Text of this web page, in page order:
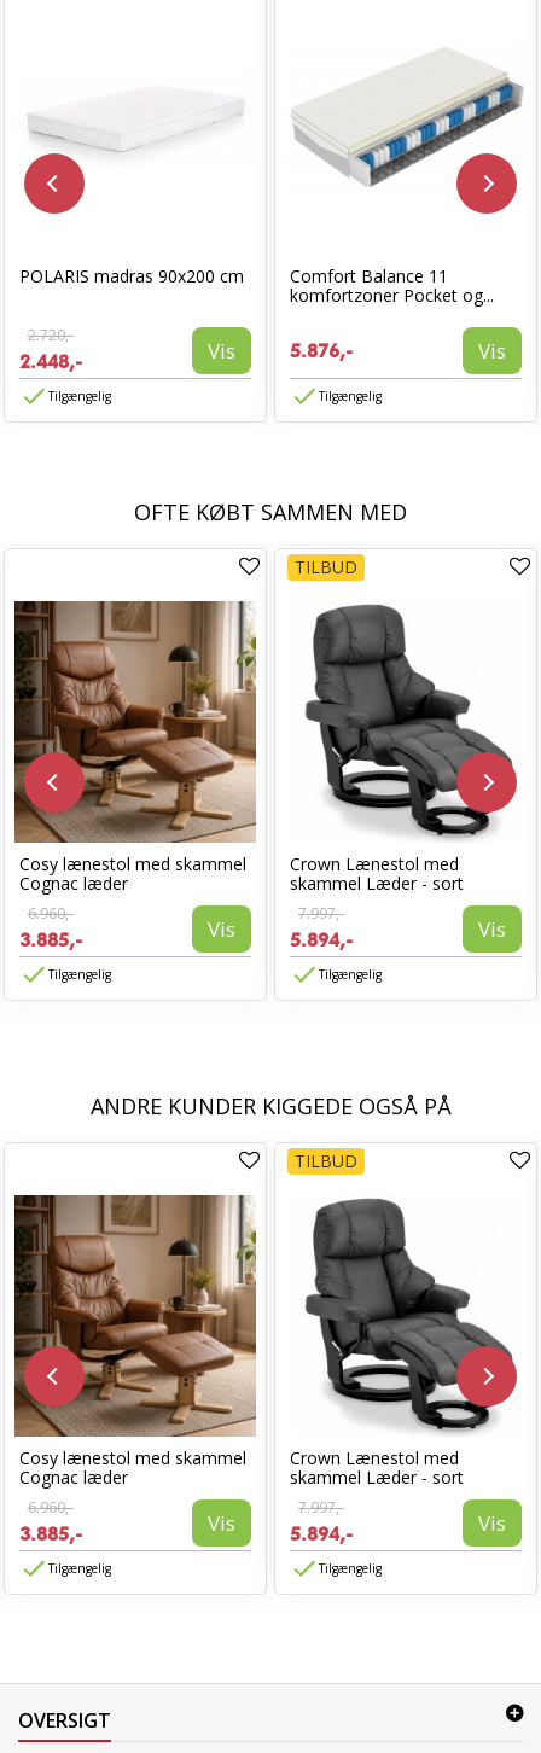
POLARIS madras 90x200 cm
2.720,-
2.448,- Vis
Tilgængelig
Comfort Balance 11
komfortzoner Pocket og...
5.876,- Vis
Tilgængelig
OFTE KØBT SAMMEN MED
Cosy lænestol med skammel
Cognac læder
6.960,-
3.885,- Vis
Tilgængelig
TILBUD
Crown Lænestol med
skammel Læder - sort
7.997,-
5.894,- Vis
Tilgængelig
ANDRE KUNDER KIGGEDE OGSÅ PÅ
Cosy lænestol med skammel
Cognac læder
6.960,-
3.885,- Vis
Tilgængelig
TILBUD
Crown Lænestol med
skammel Læder - sort
7.997,-
5.894,- Vis
Tilgængelig
OVERSIGT